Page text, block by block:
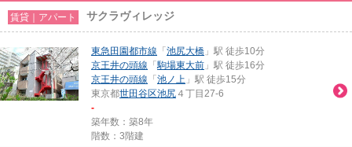
賃貸｜アパート サクラヴィレッジ
東急田園都市線 「 池尻大橋 」駅 徒歩10分
京王井の頭線 「駒場東大前 」駅 徒歩16分
京王井の頭線 「 池ノ上 」駅 徒歩15分
東京都世田谷区池尻 ４丁目27-6
-
築年数：築8年
階数：3階建